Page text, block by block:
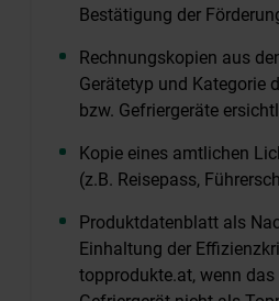
Bestätigung der
Rechnungskopien aus
Gerätetyp und Kategorie
bzw. Gefriergeräte
Kopie eines amtlichen
(z.B. Reisepass,
Produktdatenblatt als
Einhaltung der
topprodukte.at, wenn das